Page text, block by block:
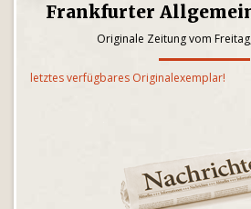
Frankfurter
Originale Zeitung vom
letztes verfügbares Originalexemplar!